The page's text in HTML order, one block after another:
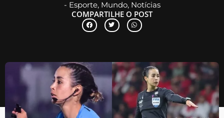
- Esporte, Mundo, Notícias
COMPARTILHE O POST